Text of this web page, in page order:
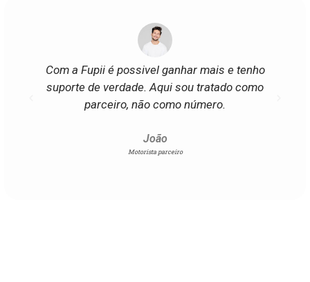
Com a Fupii é possivel ganhar mais e tenho
suporte de verdade. Aqui sou tratado como
parceiro, não como número.
João
Motorista parceiro